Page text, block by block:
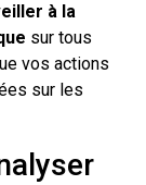
à la
sur tous
vos actions
sur les